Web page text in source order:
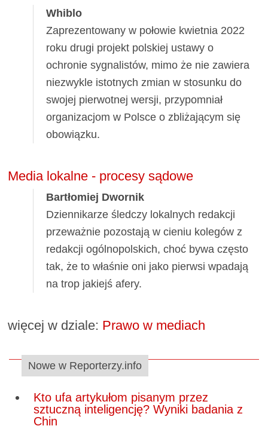
Whiblo
Zaprezentowany w połowie kwietnia 2022
roku drugi projekt polskiej ustawy o
ochronie sygnalistów, mimo że nie zawiera
niezwykle istotnych zmian w stosunku do
swojej pierwotnej wersji, przypomniał
organizacjom w Polsce o zbliżającym się
obowiązku.
Media lokalne - procesy sądowe
Bartłomiej Dwornik
Dziennikarze śledczy lokalnych redakcji
przeważnie pozostają w cieniu kolegów z
redakcji ogólnopolskich, choć bywa często
tak, że to właśnie oni jako pierwsi wpadają
na trop jakiejś afery.
więcej w dziale: Prawo w mediach
Nowe w Reporterzy.info
Kto ufa artykułom pisanym przez
sztuczną inteligencję? Wyniki badania z
Chin